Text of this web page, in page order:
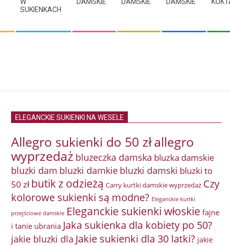
SUKIENKACH
ELEGANCKIE SUKIENKI NA WESELE
Allegro sukienki do 50 złallegro
wyprzedaż bluzeczka damska bluzka damskie
bluzki dam bluzki damkie bluzki damski bluzki to
50 zł butik z odzieżą Carry kurtki damskie wyprzedaż Czy
kolorowe sukienki są modne? Eleganckie kurtki
przejściowe damskie Eleganckie sukienki włoskie fajne
i tanie ubrania Jaka sukienka dla kobiety po 50?
jakie bluzki dla Jakie sukienki dla 30 latki? jakie